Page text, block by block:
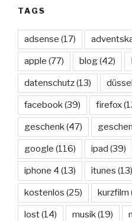
TAGS
adsense (17)
apple (77) blog(42)
datenschutz(13)
facebook(39) firefox
geschenk(47)
google (116) ipad (39)
iphone 4 (13) itunes (13)
kostenlos (25) kurzfilm
lost(14) musik(19)